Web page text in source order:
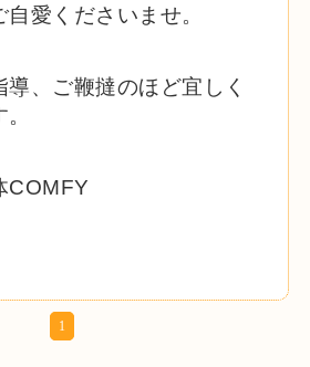
愛くださいませ。
導、ご鞭撻のほど宜しく
COMFY
1